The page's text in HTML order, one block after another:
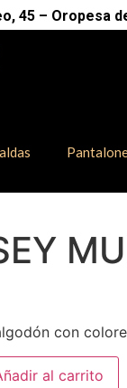
45 – Oropesa
con
al carrito